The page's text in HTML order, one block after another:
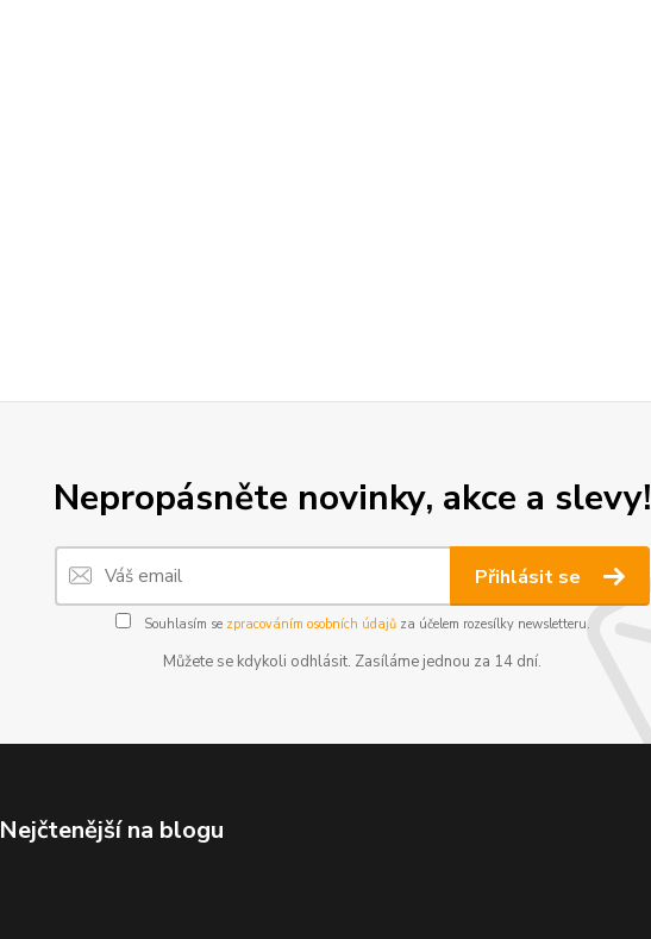
Nepropásněte novinky, akce a slevy!
Přihlásit se
Souhlasím se zpracováním osobních údajůza účelem rozesílky newsletteru.
Můžete se kdykoli odhlásit. Zasíláme jednou za 14 dní.
Nejčtenější na blogu